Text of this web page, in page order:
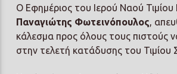
Ο Εφημέριος του Ιερού Ναού
Παναγιώτης Φωτεινόπουλος,
κάλεσμα προς όλους τους πιστούς
στην τελετή κατάδυσης του Τιμίου